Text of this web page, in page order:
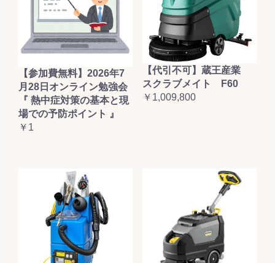
【参加費無料】2026年7
月28日オンライン勉強会
『 熱中症対策の基本と現
場での予防ポイント 』
￥1
【代引不可】蔵王産業
スクラブメイト F60
￥1,009,800